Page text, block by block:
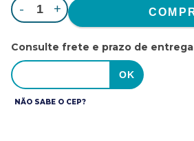
- +
Consulte frete e prazo de entrega
NÃO SABE O CEP?